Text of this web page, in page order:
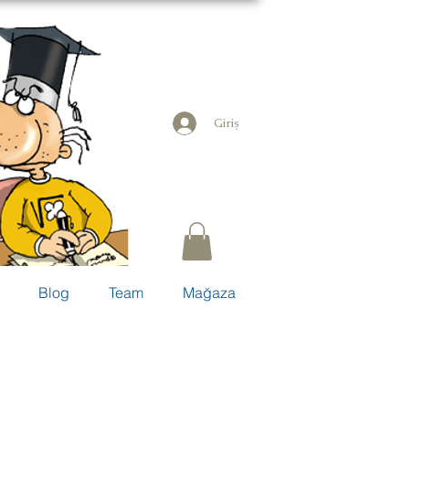
Giriş
Blog Team Mağaza